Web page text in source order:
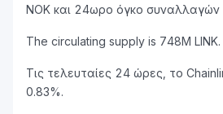
NOK και 24ωρο όγκο συναλλαγών
The circulating supply is 748M LINK.
Τις τελευταίες 24 ώρες, το
0.83%.